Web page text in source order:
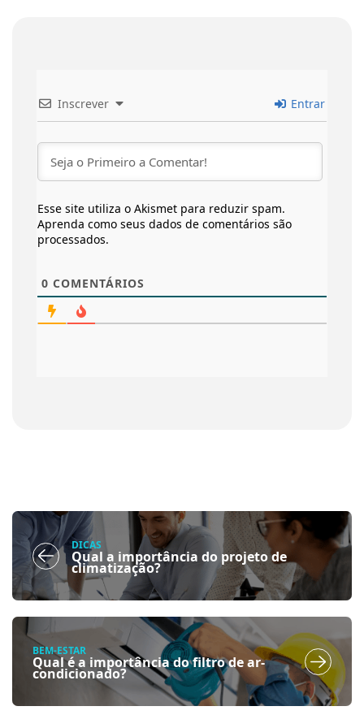
Inscrever Entrar
Esse site utiliza o Akismet para reduzir spam.
Aprenda como seus dados de comentários são
processados.
0 COMENTÁRIOS
DICAS
Qual a importância do projeto de
climatização?
BEM-ESTAR
Qual é a importância do filtro de ar-
condicionado?